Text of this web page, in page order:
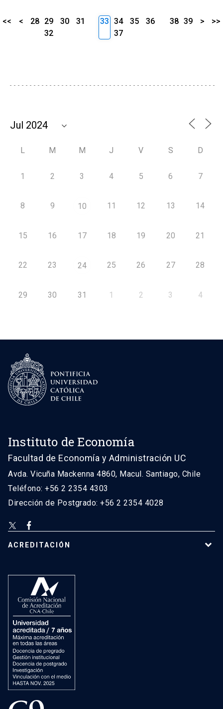
<< < 28 29 30
31
32
33 34 35
36
37
38 39 > >>
L M M J V S D
1 2 3 4 5 6 7
8 9 10 11 12 13 14
15 16 17 18 19 20 21
22 23 24 25 26 27 28
29 30 31 1 2 3 4
Instituto de Economía
Facultad de Economía y Administración UC
Avda. Vicuña Mackenna 4860, Macul. Santiago, Chile
Teléfono: +56 2 2354 4303
Dirección de Postgrado: +56 2 2354 4028
ACREDITACIÓN